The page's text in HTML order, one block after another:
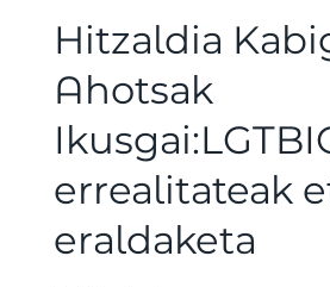
Hitzaldia
Ahotsak
errealitateak
eraldaketa